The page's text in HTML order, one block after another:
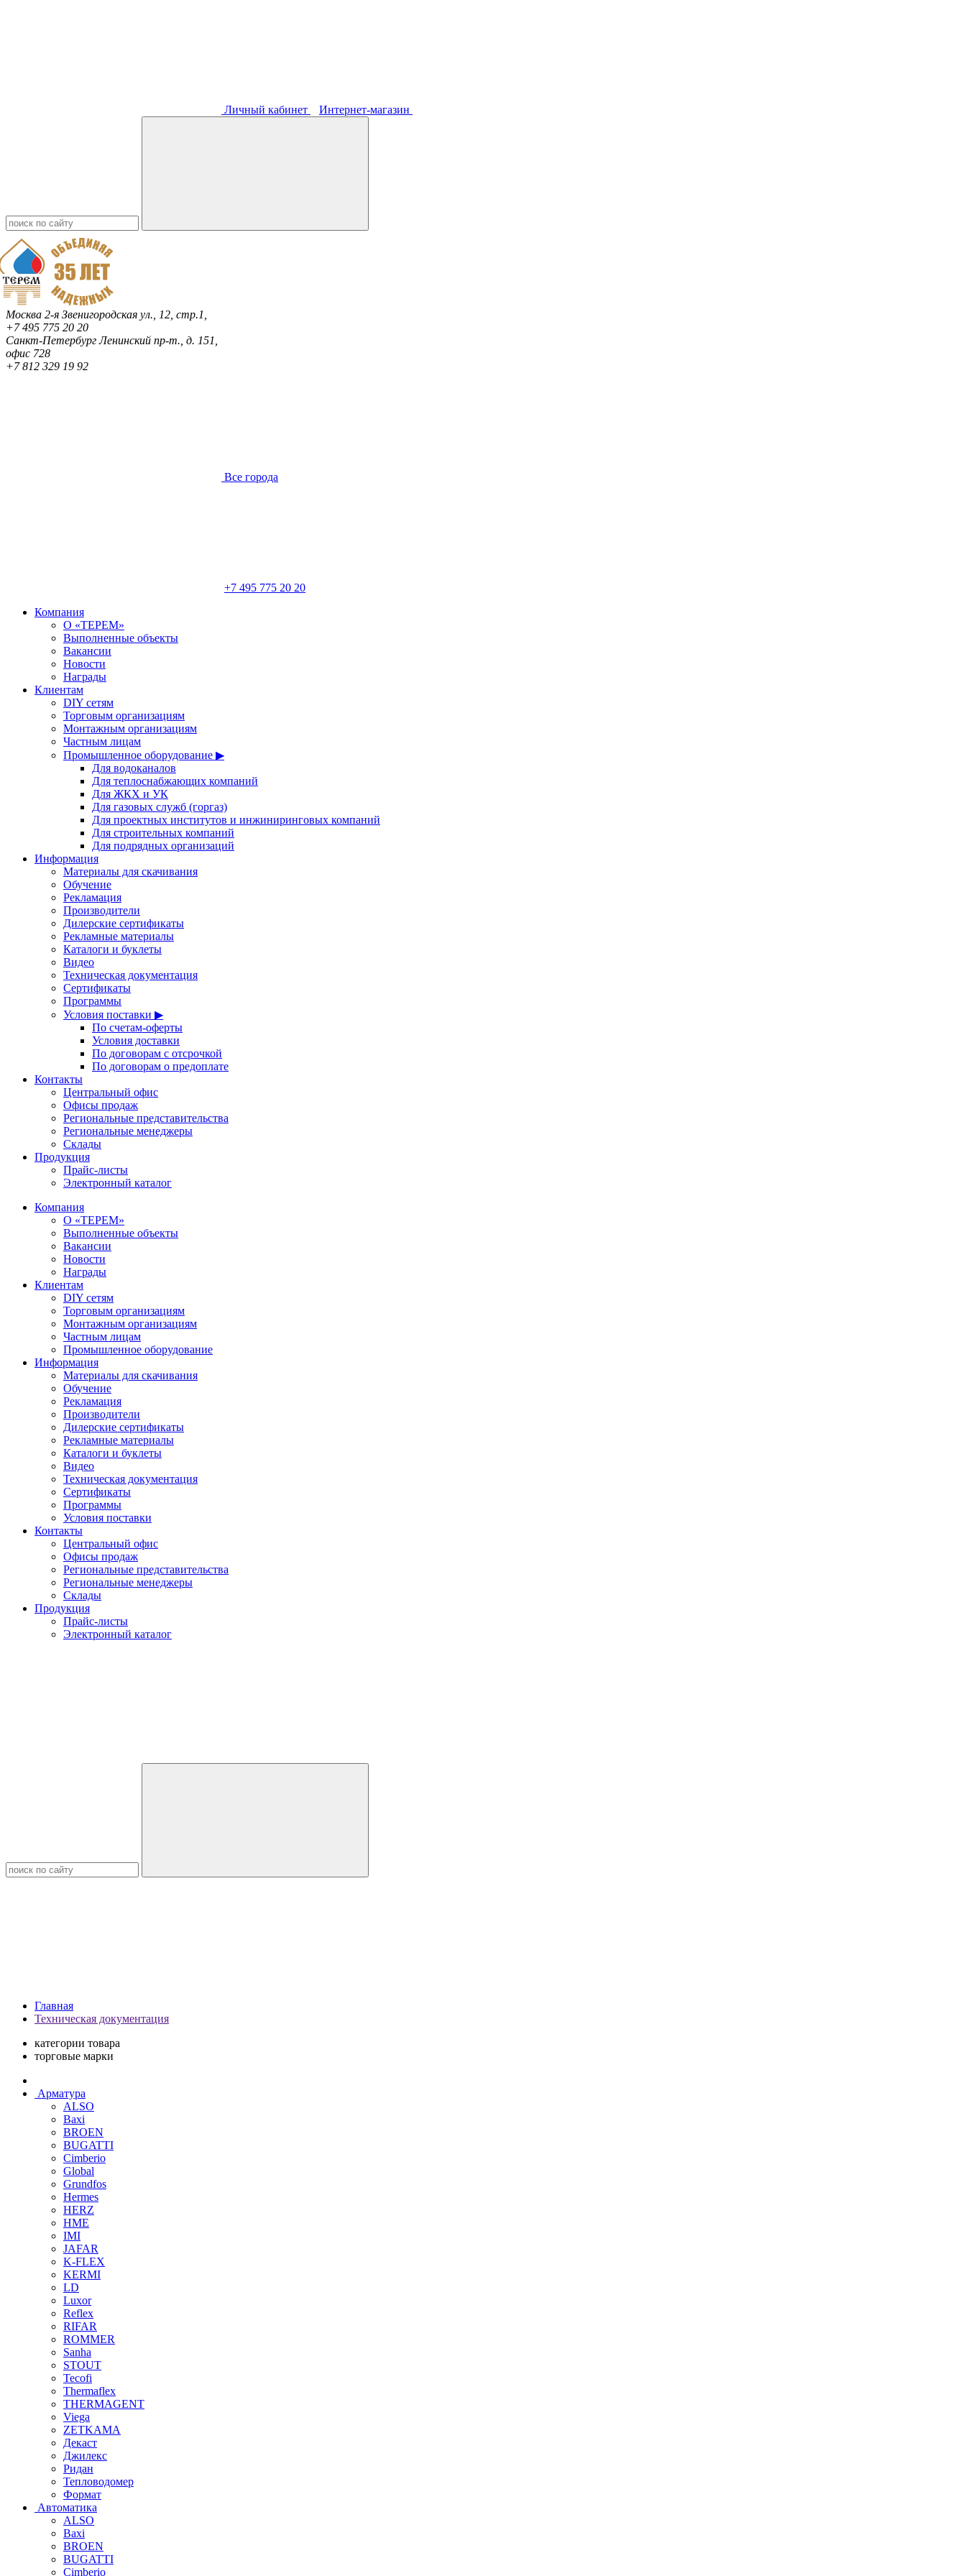
Личный кабинет Интернет-магазин
Москва 2-я Звенигородская ул., 12, стр.1,
+7 495 775 20 20
Санкт-ПетербургЛенинский пр-т., д. 151,
офис 728
+7 812 329 19 92
Все города
+7 495 775 20 20
Компания
О «ТЕРЕМ»
Выполненные объекты
Вакансии
Новости
Награды
Клиентам
DIY сетям
Торговым организациям
Монтажным организациям
Частным лицам
Промышленное оборудование ▶
Для водоканалов
Для теплоснабжающих компаний
Для ЖКХ и УК
Для газовых служб (горгаз)
Для проектных институтов и инжиниринговых компаний
Для строительных компаний
Для подрядных организаций
Информация
Материалы для скачивания
Обучение
Рекламация
Производители
Дилерские сертификаты
Рекламные материалы
Каталоги и буклеты
Видео
Техническая документация
Сертификаты
Программы
Условия поставки ▶
По счетам-оферты
Условия доставки
По договорам с отсрочкой
По договорам о предоплате
Контакты
Центральный офис
Офисы продаж
Региональные представительства
Региональные менеджеры
Склады
Продукция
Прайс-листы
Электронный каталог
Компания
О «ТЕРЕМ»
Выполненные объекты
Вакансии
Новости
Награды
Клиентам
DIY сетям
Торговым организациям
Монтажным организациям
Частным лицам
Промышленное оборудование
Информация
Материалы для скачивания
Обучение
Рекламация
Производители
Дилерские сертификаты
Рекламные материалы
Каталоги и буклеты
Видео
Техническая документация
Сертификаты
Программы
Условия поставки
Контакты
Центральный офис
Офисы продаж
Региональные представительства
Региональные менеджеры
Склады
Продукция
Прайс-листы
Электронный каталог
Главная
Техническая документация
категории товара
торговые марки
Арматура
ALSO
Baxi
BROEN
BUGATTI
Cimberio
Global
Grundfos
Hermes
HERZ
HME
IMI
JAFAR
K-FLEX
KERMI
LD
Luxor
Reflex
RIFAR
ROMMER
Sanha
STOUT
Tecofi
Thermaflex
THERMAGENT
Viega
ZETKAMA
Декаст
Джилекс
Ридан
Тепловодомер
Формат
Автоматика
ALSO
Baxi
BROEN
BUGATTI
Cimberio